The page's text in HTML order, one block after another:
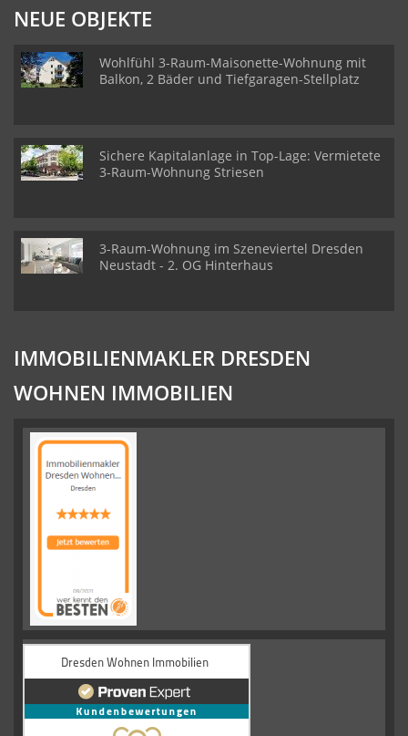
NEUE OBJEKTE
Wohlfühl 3-Raum-Maisonette-Wohnung mit
Balkon, 2 Bäder und Tiefgaragen-Stellplatz
Sichere Kapitalanlage in Top-Lage: Vermietete
3-Raum-Wohnung Striesen
3-Raum-Wohnung im Szeneviertel Dresden
Neustadt - 2. OG Hinterhaus
IMMOBILIENMAKLER DRESDEN
WOHNEN IMMOBILIEN